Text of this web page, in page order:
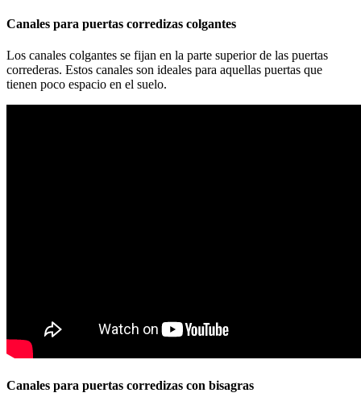
Canales para puertas corredizas colgantes
Los canales colgantes se fijan en la parte superior de las puertas
correderas. Estos canales son ideales para aquellas puertas que
tienen poco espacio en el suelo.
Canales para puertas corredizas con bisagras